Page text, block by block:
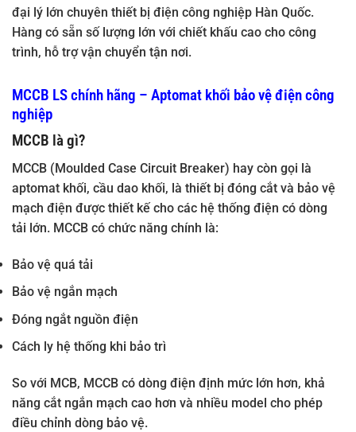
đại lý lớn chuyên thiết bị điện công nghiệp Hàn Quốc.
Hàng có sẵn số lượng lớn với chiết khấu cao cho công
trình, hỗ trợ vận chuyển tận nơi.
MCCB LS chính hãng – Aptomat khối bảo vệ điện công
nghiệp
MCCB là gì?
MCCB (Moulded Case Circuit Breaker) hay còn gọi là
aptomat khối, cầu dao khối, là thiết bị đóng cắt và bảo vệ
mạch điện được thiết kế cho các hệ thống điện có dòng
tải lớn. MCCB có chức năng chính là:
Bảo vệ quá tải
Bảo vệ ngắn mạch
Đóng ngắt nguồn điện
Cách ly hệ thống khi bảo trì
So với MCB, MCCB có dòng điện định mức lớn hơn, khả
năng cắt ngắn mạch cao hơn và nhiều model cho phép
điều chỉnh dòng bảo vệ.